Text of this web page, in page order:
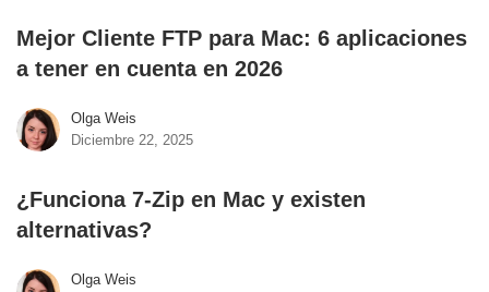
Mejor Cliente FTP para Mac: 6 aplicaciones
a tener en cuenta en 2026
Olga Weis
Diciembre 22, 2025
¿Funciona 7-Zip en Mac y existen
alternativas?
Olga Weis